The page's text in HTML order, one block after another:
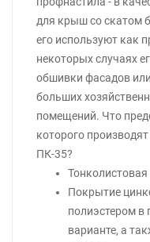
для крыш со скатом
его используют как
некоторых случаях
обшивки фасадов
больших
помещений. Что
которого
ПК-35?
Покрытие
полиэстером в
варианте, а